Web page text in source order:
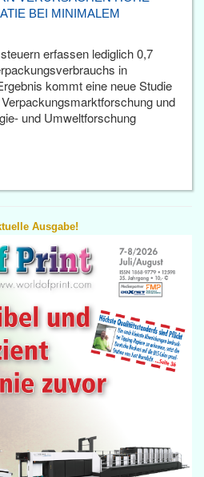
BEI MINIMALEM
erfassen lediglich 0,7
in
kommt eine neue Studie
und
und Umweltforschung
Ausgabe!